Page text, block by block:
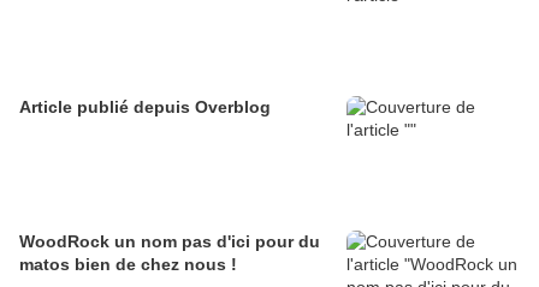
Article publié depuis Overblog
WoodRock un nom pas d'ici pour du
matos bien de chez nous !